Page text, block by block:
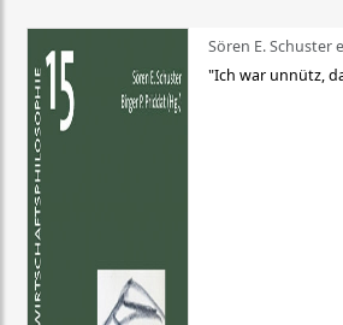
Sören E. Schuster
"Ich war unnütz,